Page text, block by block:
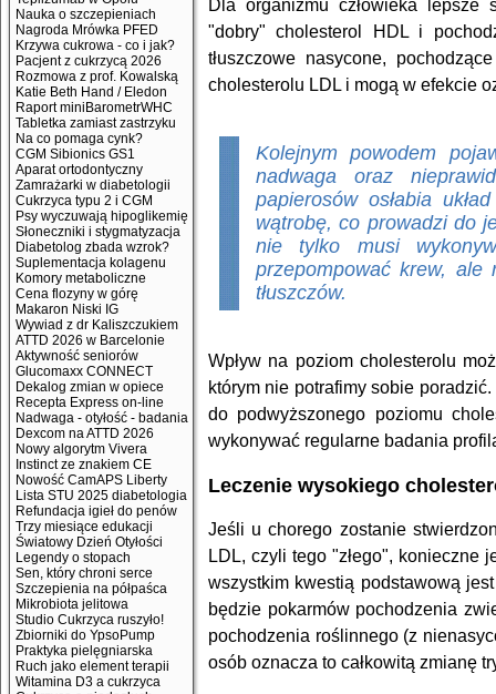
Nauka o szczepieniach
Nagroda Mrówka PFED
Krzywa cukrowa - co i jak?
Pacjent z cukrzycą 2026
Rozmowa z prof. Kowalską
Katie Beth Hand / Eledon
Raport miniBarometrWHC
Tabletka zamiast zastrzyku
Na co pomaga cynk?
CGM Sibionics GS1
Aparat ortodontyczny
Zamrażarki w diabetologii
Cukrzyca typu 2 i CGM
Psy wyczuwają hipoglikemię
Słoneczniki i stygmatyzacja
Diabetolog zbada wzrok?
Suplementacja kolagenu
Komory metaboliczne
Cena flozyny w górę
Makaron Niski IG
Wywiad z dr Kaliszczukiem
ATTD 2026 w Barcelonie
Aktywność seniorów
Glucomaxx CONNECT
Dekalog zmian w opiece
Recepta Express on-line
Nadwaga - otyłość - badania
Dexcom na ATTD 2026
Nowy algorytm Vivera
Instinct ze znakiem CE
Nowość CamAPS Liberty
Lista STU 2025 diabetologia
Refundacja igieł do penów
Trzy miesiące edukacji
Światowy Dzień Otyłości
Legendy o stopach
Sen, który chroni serce
Szczepienia na półpaśca
Mikrobiota jelitowa
Studio Cukrzyca ruszyło!
Zbiorniki do YpsoPump
Praktyka pielęgniarska
Ruch jako element terapii
Witamina D3 a cukrzyca
Dla organizmu człowieka
"dobry" cholesterol HDL i
tłuszczowe nasycone,
cholesterolu LDL i mogą w efekcie
Kolejnym powodem
nadwaga oraz
papierosów osłabia
wątrobę, co prowadzi do
nie tylko musi
przepompować krew, ale
tłuszczów.
Wpływ na poziom cholesterolu
którym nie potrafimy sobie
do podwyższonego poziomu
wykonywać regularne badania
Leczenie wysokiego
Jeśli u chorego zostanie
LDL, czyli tego "złego", konieczne
wszystkim kwestią podstawową
będzie pokarmów pochodzenia
pochodzenia roślinnego (z
osób oznacza to całkowitą zmianę